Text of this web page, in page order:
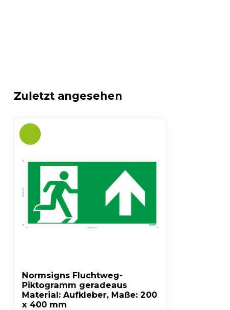
Zuletzt angesehen
Normsigns Fluchtweg-
Piktogramm geradeaus
Material: Aufkleber, Maße: 200
x 400 mm